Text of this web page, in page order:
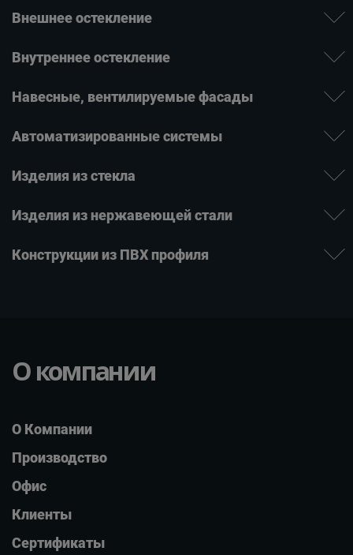
Внешнее остекление
Внутреннее остекление
Навесные, вентилируе­мые фасады
Автомати­зиро­ванные системы
Изде­лия ­из стекла
Изделия из нержаве­ющей ­стали
Конструкции из ПВХ профиля
О компании
О Компании
Производство
Офис
Клиенты
Сертификаты